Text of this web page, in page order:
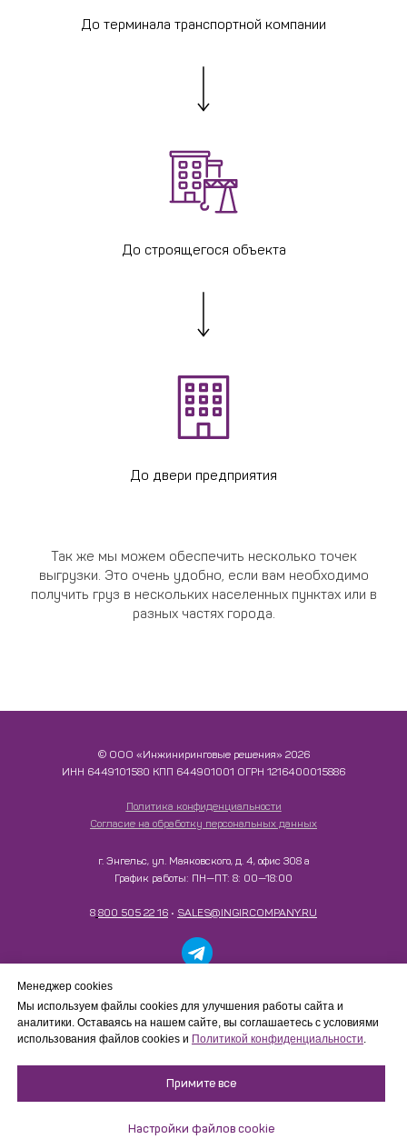
Менеджер cookies
Мы используем файлы cookies для улучшения работы сайта и
аналитики. Оставаясь на нашем сайте, вы соглашаетесь с условиями
использования файлов cookies и Политикой конфиденциальности.
Примите все
Настройки файлов cookie
До терминала транспортной компании
До строящегося объекта
До двери предприятия
Так же мы можем обеспечить несколько точек
выгрузки. Это очень удобно, если вам необходимо
получить груз в нескольких населенных пунктах или в
разных частях города.
© ООО «Инжиниринговые решения» 2026
ИНН​​​​​​​ 6449101580 КПП 644901001 ОГРН 1216400015886
Политика конфиденциальности
Согласие на обработку персональных данных
Работаем только с юридическими лицами в рамках
B2B-сотрудничества. Сайт носит информационный
характер, не является интернет-магазином и не
осуществляет розничную продажу товаров
физическим лицам.
г. Энгельс, ул. Маяковского, д. 4, офис 308 а
График работы: ПН—ПТ: 8: 00—18:00
8 800 505 22 16 • SALES@INGIRCOMPANY.RU